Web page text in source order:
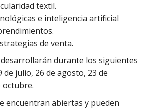
textil.
e inteligencia artificial
de venta.
durante los siguientes
de julio, 26 de agosto, 23 de
octubre.
encuentran abiertas y pueden